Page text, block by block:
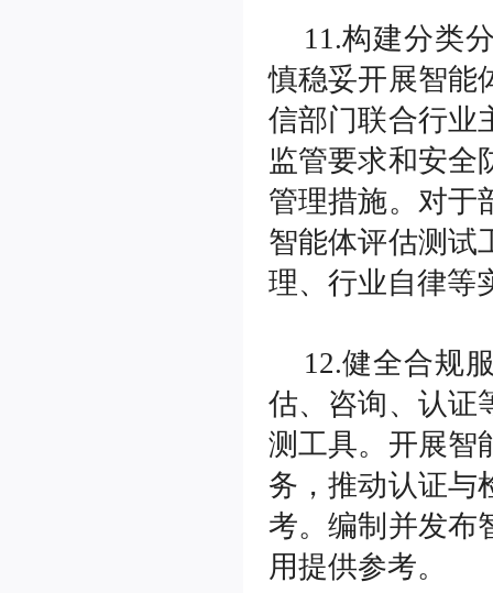
11.构建分类
慎稳妥开展智能
信部门联合行业
监管要求和安全
管理措施。对于
智能体评估测试
理、行业自律等
12.健全合规
估、咨询、认证
测工具。开展智
务，推动认证与
考。编制并发布
用提供参考。